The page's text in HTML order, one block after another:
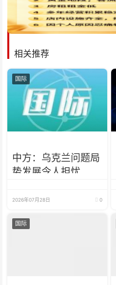
相关推荐
国际
中方：乌克兰问题局
势发展令人担忧
2026年07月28日 0
国际